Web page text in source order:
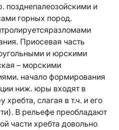
позднепалеозойскими и
горных пород.
Приосевая часть
и юрскими
– морскими
начало формирования
ниж. юры входят в
хребта, слагая в т.ч. и его
В рельефе преобладают
части хребта довольно